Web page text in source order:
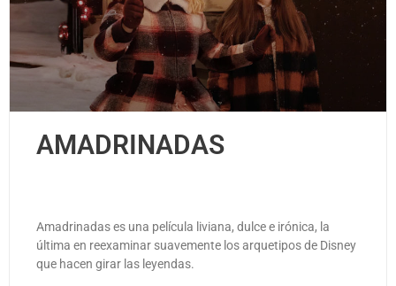
AMADRINADAS
Amadrinadas es una película liviana, dulce e irónica, la
última en reexaminar suavemente los arquetipos de Disney
que hacen girar las leyendas.